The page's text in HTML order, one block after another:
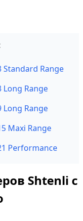
Standard Range
Long Range
Long Range
Maxi Range
Performance
Shtenli с